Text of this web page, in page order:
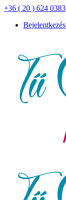
+36 ( 20 ) 624 0383
Bejelentkezés